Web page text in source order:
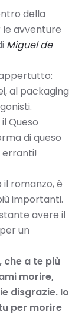
della
avventure
Miguel de
al packaging
Queso
di queso
erranti!
romanzo, è
importanti.
avere il
un
a te più
morire,
disgrazie. Io
per morire